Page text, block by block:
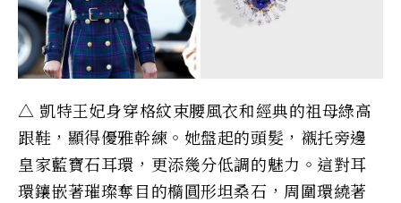
△ 凱特王妃身穿格紋束腰風衣和經典的祖母綠高
跟鞋，顯得優雅幹練。她盤起的頭髮，襯托旁邊
皇家藍寶石耳環，更添幾分低調的魅力。這對耳
環鑲嵌著璀璨奪目的橢圓形坦桑石，周圍環繞著